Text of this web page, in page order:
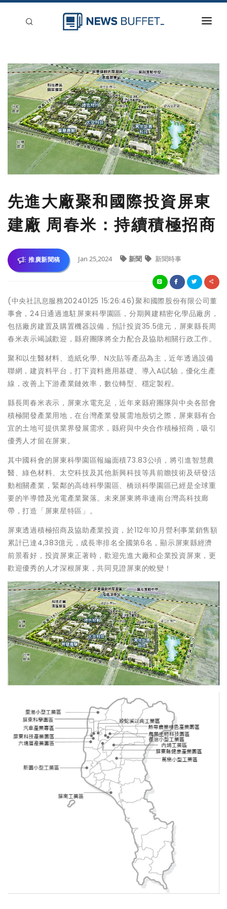
新聞稿分類
登入
刊登
先進大廠聚和國際投資屏東
建廠 周春米：持續積極招商
推廣新聞稿 Jan 25,2024 新聞 新聞時事
(中央社訊息服務20240125 15:26:46)聚和國際股份有限公司董
事會，24日通過進駐屏東科學園區，分期興建精密化學品廠房，
包括廠房建置及購置機器設備，預計投資35.5億元，屏東縣長周
春米表示竭誠歡迎，縣府團隊將全力配合及協助相關行政工作。
聚和以生醫材料、造紙化學、N次貼等產品為主，近年透過設備
聯網，建資料平台，打下資料應用基礎、導入AI試驗，優化生產
線，改善上下游產業鏈效率，數位轉型、穩定製程。
縣長周春米表示，屏東水電充足，近年來縣府團隊與中央各部會
積極開發產業用地，在台灣產業發展需地殷切之際，屏東縣有合
宜的土地可提供業界發展需求，縣府與中央合作積極招商，吸引
優秀人才留在屏東。
其中國科會的屏東科學園區報編面積73.83公頃，將引進智慧農
醫、綠色材料、太空科技及其他新興科技等具前瞻技術及研發活
動相關產業，緊鄰的高雄科學園區、橋頭科學園區已經是全球重
要的半導體及光電產業聚落。未來屏東將串連南台灣高科技廊
帶，打造「屏東星特區」。
屏東透過積極招商及協助產業投資，於112年10月營利事業銷售額
累計已達4,383億元，成長率排名全國第6名，顯示屏東縣經濟
前景看好，投資屏東正著時，歡迎先進大廠和企業投資屏東，更
歡迎優秀的人才深根屏東，共同見證屏東的蛻變！